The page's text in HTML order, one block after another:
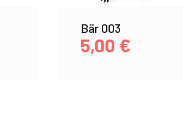
Bär 003
5,00 €